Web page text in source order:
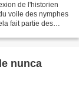
de l'historien
voile des nymphes
fait partie des
nunca